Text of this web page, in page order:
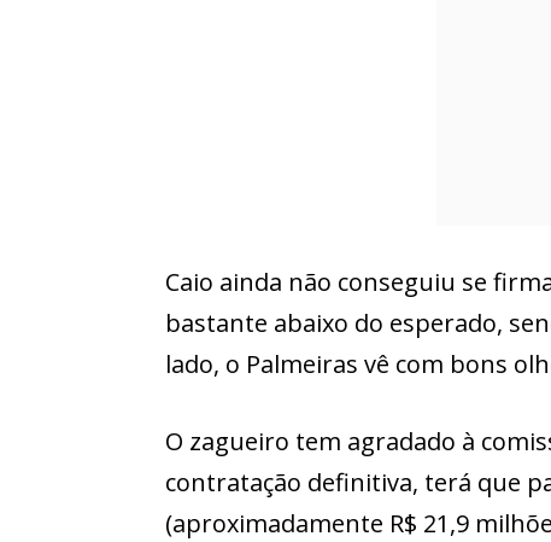
Caio ainda não conseguiu se
bastante abaixo do esperado,
lado, o Palmeiras vê com bons
O zagueiro tem agradado à
contratação definitiva, terá que
(aproximadamente R$ 21,9